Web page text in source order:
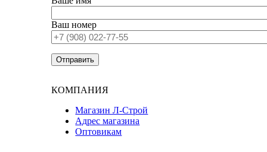
Ваш номер
КОМПАНИЯ
Магазин Л-Строй
Адрес магазина
Оптовикам